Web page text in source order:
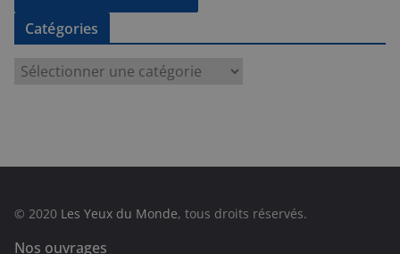
Catégories
e
© 2020 Les Yeux du Monde, tous droits réservés.
Nos ouvrages